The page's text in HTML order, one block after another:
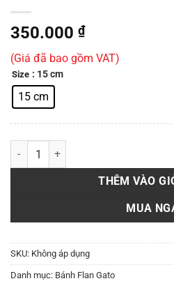
350.000 ₫
(Giá đã bao gồm VAT)
Size : 15 cm
15 cm
Flan gato A11 số lượng
THÊM VÀO
MUA
SKU: Không áp dụng
Danh mục: Bánh Flan Gato